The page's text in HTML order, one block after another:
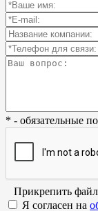
* - обязательные
Прикрепить файл
Я согласен на